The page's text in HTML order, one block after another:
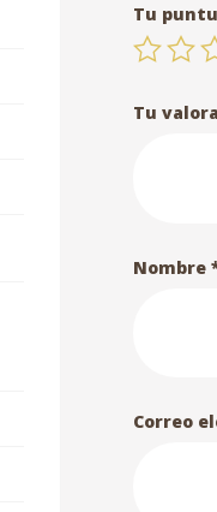
Tu
Tu
Nombre
Correo